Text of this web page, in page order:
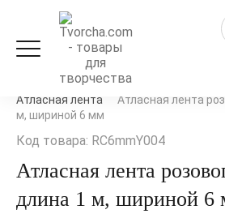
Рукоделие и флористика
Атласная лента
Атласная лента
м, шириной 6 мм
Код товара: RC6mmY004
Атласная лента
длина 1 м, шириной 6